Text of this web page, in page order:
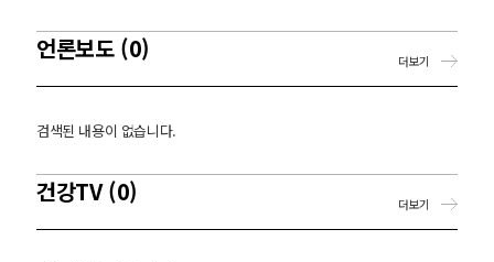
언론보도 (0)
검색된 내용이 없습니다.
더보기
건강TV (0) 더보기